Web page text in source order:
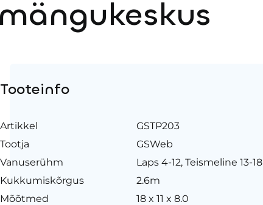
Tooteinfo
Artikkel
GSTP203
Tootja
GSWeb
Vanuserühm
Laps 4-12, Teismeline 13-18
Kukkumiskõrgus
2.6m
Mõõtmed
18 x 11 x 8.0